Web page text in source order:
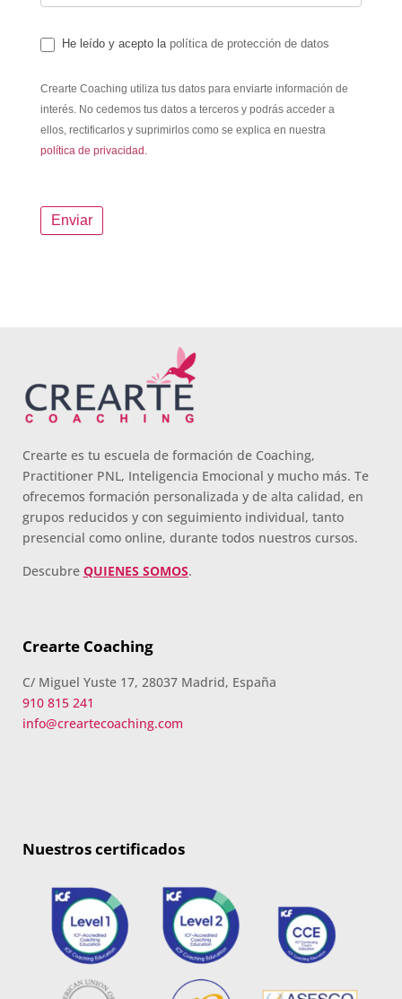
He leído y acepto la política de protección de datos
Crearte Coaching utiliza tus datos para enviarte información de
interés. No cedemos tus datos a terceros y podrás acceder a
ellos, rectificarlos y suprimirlos como se explica en nuestra
política de privacidad.
Crearte es tu escuela de formación de Coaching,
Practitioner PNL, Inteligencia Emocional y mucho más. Te
ofrecemos formación personalizada y de alta calidad, en
grupos reducidos y con seguimiento individual, tanto
presencial como online, durante todos nuestros cursos.
Descubre QUIENES SOMOS.
Crearte Coaching
C/ Miguel Yuste 17, 28037 Madrid, España
910 815 241
info@creartecoaching.com
Nuestros certificados